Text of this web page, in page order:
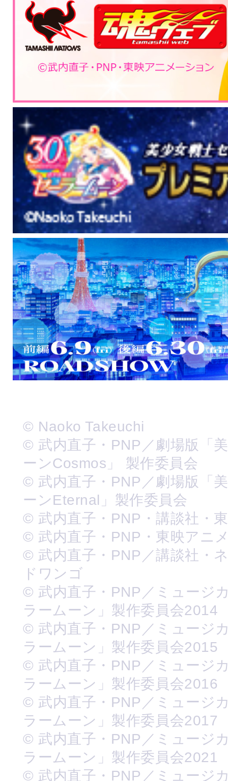
© Naoko Takeuchi
© 武内直子・PNP／劇場版「
ーンCosmos」 製作委員会
© 武内直子・PNP／劇場版「
ーンEternal」製作委員会
© 武内直子・PNP・講談社・
© 武内直子・PNP・東映アニ
© 武内直子・PNP／講談社・
ドワンゴ
© 武内直子・PNP／ミュージ
ラームーン」製作委員会2014
© 武内直子・PNP／ミュージ
ラームーン」製作委員会2015
© 武内直子・PNP／ミュージ
ラームーン」製作委員会2016
© 武内直子・PNP／ミュージ
ラームーン」製作委員会2017
© 武内直子・PNP／ミュージ
ラームーン」製作委員会2021
© 武内直子・PNP／ミュージ